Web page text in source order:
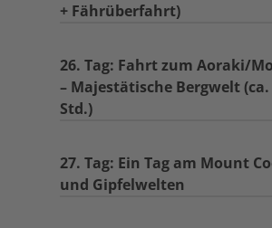
+ Fährüberfahrt)
26. Tag: Fahrt zum Aoraki/
– Majestätische Bergwelt (ca.
Std.)
27. Tag: Ein Tag am Mount
und Gipfelwelten